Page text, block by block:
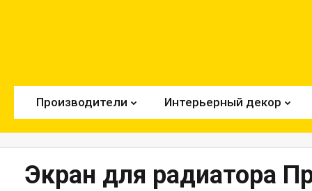
Производители Интерьерный декор
Экран для радиатора